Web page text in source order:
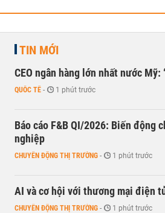
TIN MỚI
CEO ngân hàng lớn nhất nước
QUỐC TẾ - 1 phút trước
Báo cáo F&B QI/2026: Biến động
nghiệp
CHUYỂN ĐỘNG THỊ TRƯỜNG - 1 phút trước
AI và cơ hội với thương mại điện
CHUYỂN ĐỘNG THỊ TRƯỜNG - 1 phút trước